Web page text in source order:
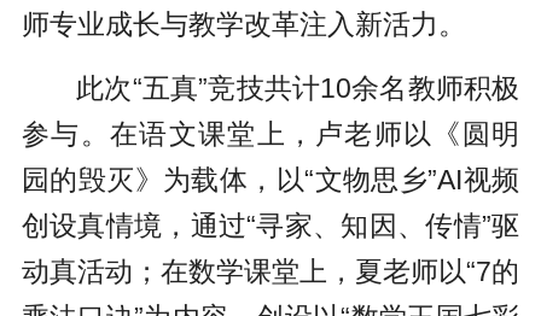
师专业成长与教学改革注入新活力。
此次“五真”竞技共计10余名教师积极
参与。在语文课堂上，卢老师以《圆明
园的毁灭》为载体，以“文物思乡”AI视频
创设真情境，通过“寻家、知因、传情”驱
动真活动；在数学课堂上，夏老师以“7的